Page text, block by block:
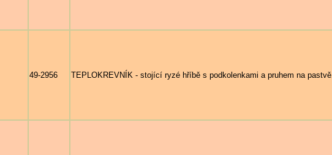
49-2956 TEPLOKREVNÍK - stojící ryzé hříbě s podkolenkami a pruhem na pastvě.